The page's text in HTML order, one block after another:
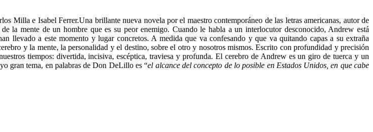
Milla e Isabel Ferrer.Una brillante nueva novela por el maestro contemporáneo de las letras americanas, autor de
la mente de un hombre que es su peor enemigo. Cuando le habla a un interlocutor desconocido, Andrew está
llevado a este momento y lugar concretos. A medida que va confesando y que va quitando capas a su extraña
y la mente, la personalidad y el destino, sobre el otro y nosotros mismos. Escrito con profundidad y precisión
tiempos: divertida, incisiva, escéptica, traviesa y profunda. El cerebro de Andrew es un giro de tuerca y un
gran tema, en palabras de Don DeLillo es “el alcance del concepto de lo posible en Estados Unidos, en que cabe